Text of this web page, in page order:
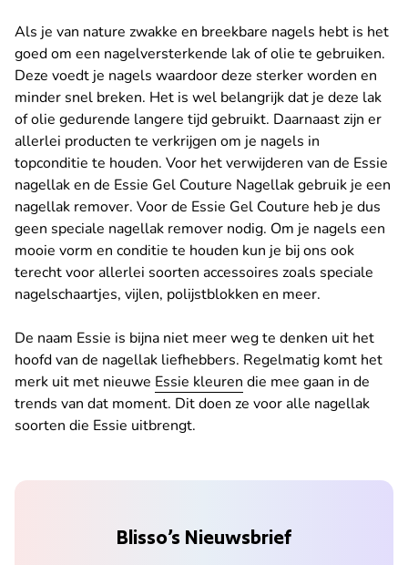
Als je van nature zwakke en breekbare nagels hebt is het
goed om een nagelversterkende lak of olie te gebruiken.
Deze voedt je nagels waardoor deze sterker worden en
minder snel breken. Het is wel belangrijk dat je deze lak
of olie gedurende langere tijd gebruikt. Daarnaast zijn er
allerlei producten te verkrijgen om je nagels in
topconditie te houden. Voor het verwijderen van de Essie
nagellak en de Essie Gel Couture Nagellak gebruik je een
nagellak remover. Voor de Essie Gel Couture heb je dus
geen speciale nagellak remover nodig. Om je nagels een
mooie vorm en conditie te houden kun je bij ons ook
terecht voor allerlei soorten accessoires zoals speciale
nagelschaartjes, vijlen, polijstblokken en meer.
De naam Essie is bijna niet meer weg te denken uit het
hoofd van de nagellak liefhebbers. Regelmatig komt het
merk uit met nieuwe Essie kleuren die mee gaan in de
trends van dat moment. Dit doen ze voor alle nagellak
soorten die Essie uitbrengt.
Blisso’s Nieuwsbrief